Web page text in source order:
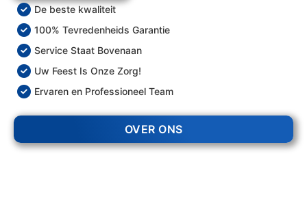
De beste kwaliteit
100% Tevredenheids Garantie
Service Staat Bovenaan
Uw Feest Is Onze Zorg!
Ervaren en Professioneel Team
OVER ONS